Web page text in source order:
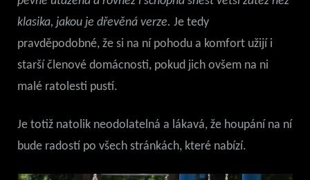
klasika, jakou je dřevěná verze. Je tedy
pravděpodobné, že si na ní pohodu a komfort užijí i
starší členové domácnosti, pokud jich ovšem na ni
malé ratolesti pustí.
Je totiž natolik neodolatelná a lákavá, že houpání na ní
bude radostí po všech stránkách, které nabízí.